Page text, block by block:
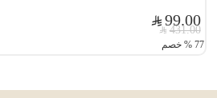
99.00
431.00
77
% خصم